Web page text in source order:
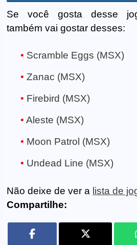
Se você gosta desse
também vai gostar desses:
Scramble Eggs (MSX)
Zanac (MSX)
Firebird (MSX)
Aleste (MSX)
Moon Patrol (MSX)
Undead Line (MSX)
Não deixe de ver a lista de
Compartilhe: